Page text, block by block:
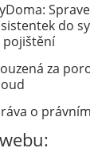
do
za
o